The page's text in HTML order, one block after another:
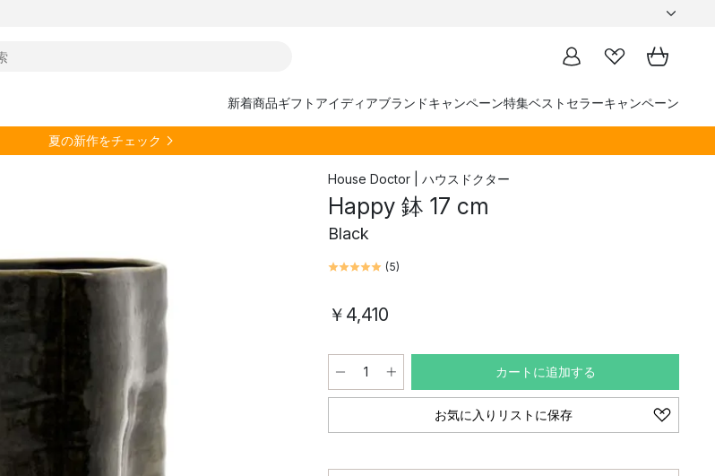
新着商品ギフトアイディアブランドキャンペーン特集ベストセラーキャンペーン
夏の新作をチェック
House Doctor | ハウスドクター
Happy 鉢 17 cm
Black
(5)
￥4,410
カートに追加する
お気に入りリストに保存